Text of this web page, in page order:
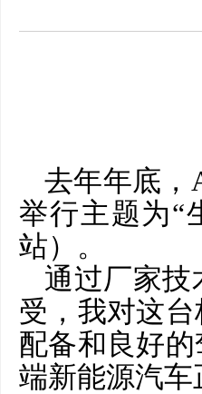
去年年底 ，
举行主题为“
站）。
通过厂家技
受， 我对这
配备和良好
端新能源汽